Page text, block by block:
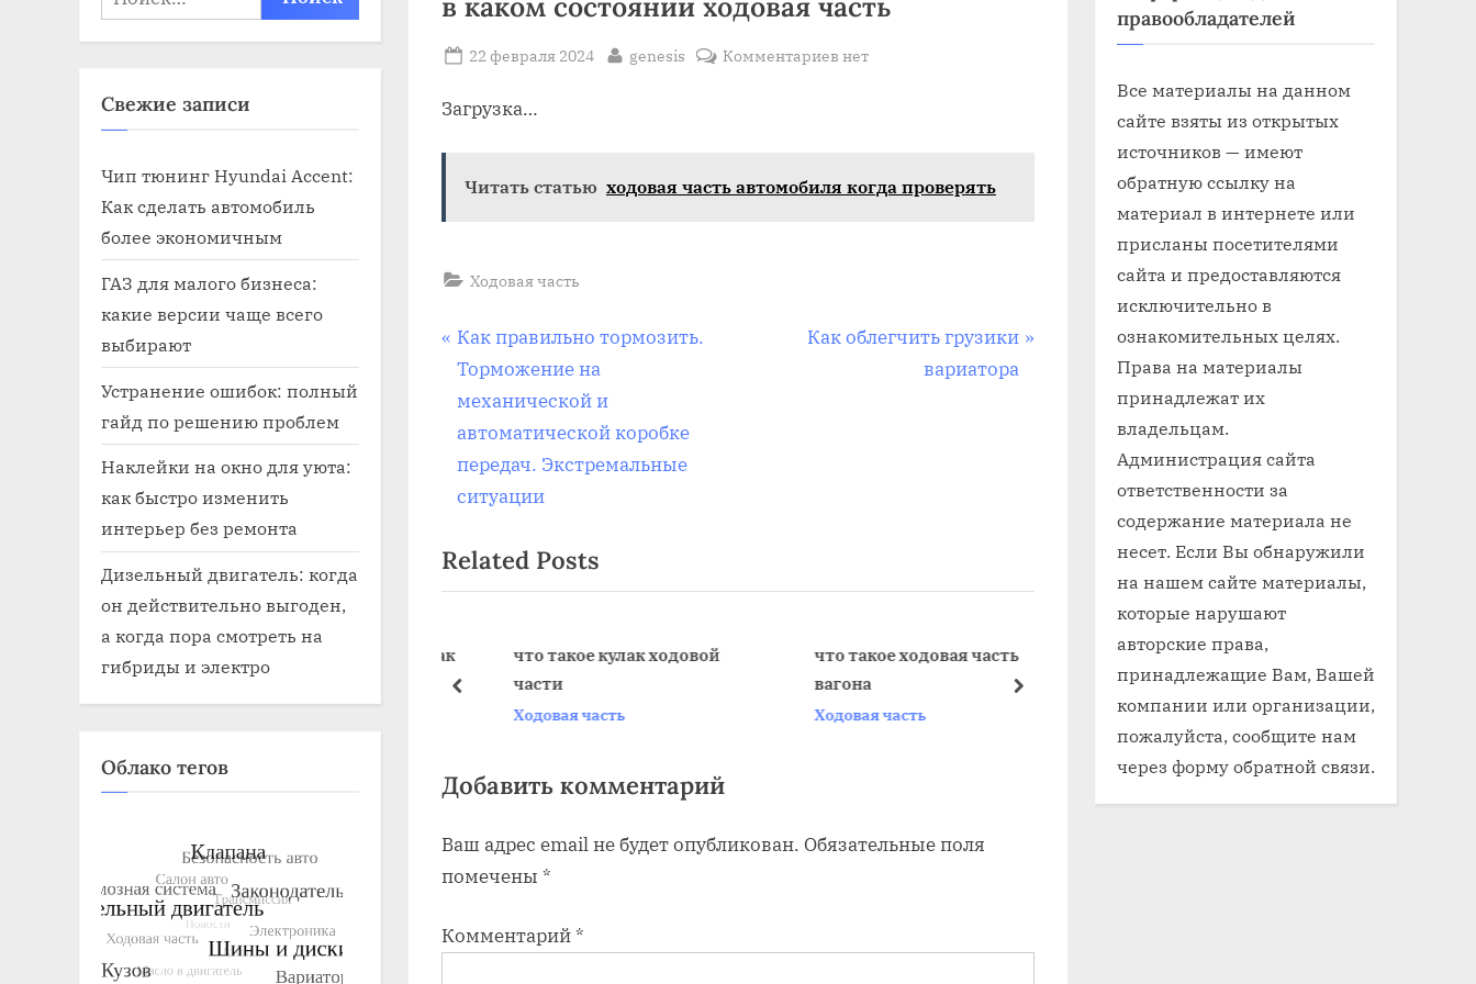
Posted
22 февраля 2024 By
genesis Комментариев к
ходовая
нет
Загрузка…
Читать статью ходовая часть автомобиля когда проверять
Ходовая часть
Навигация
по
записям
P
r
e
v
i
o
s
P
t
Как правильно тормозить.
Торможение на
механической и
автоматической коробке
передач. Экстремальные
ситуации
N
:
Как облегчить грузики
вариатора
Related Posts
называются
что такое кулак ходовой
части
Ходовая часть
что такое ходовая часть
вагона
Ходовая часть
что такое ходовая часть
судна
Ходовая часть
prev next
Добавить комментарий
Ваш адрес email не будет опубликован. Обязательные поля
помечены *
Комментарий*
Свежие записи
Чип тюнинг Hyundai Accent:
Как сделать автомобиль
более экономичным
ГАЗ для малого бизнеса:
какие версии чаще всего
выбирают
Устранение ошибок: полный
гайд по решению проблем
Наклейки на окно для уюта:
как быстро изменить
интерьер без ремонта
Дизельный двигатель: когда
он действительно выгоден,
а когда пора смотреть на
гибриды и электро
Облако тегов
правообладателей
Все материалы на данном
сайте взяты из открытых
источников — имеют
обратную ссылку на
материал в интернете или
присланы посетителями
сайта и предоставляются
исключительно в
ознакомительных целях.
Права на материалы
принадлежат их
владельцам.
Администрация сайта
ответственности за
содержание материала не
несет. Если Вы обнаружили
на нашем сайте материалы,
которые нарушают
авторские права,
принадлежащие Вам, Вашей
компании или организации,
пожалуйста, сообщите нам
через форму обратной связи.